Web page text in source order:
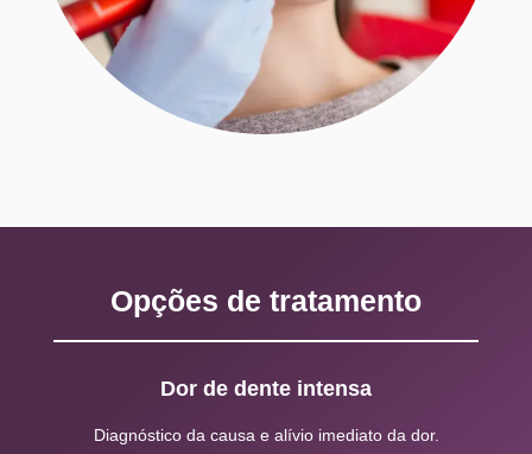
Opções de tratamento
Dor de dente intensa
Diagnóstico da causa e alívio imediato da dor.